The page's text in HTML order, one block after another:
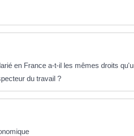
en France a-t-il les mêmes droits
du travail ?